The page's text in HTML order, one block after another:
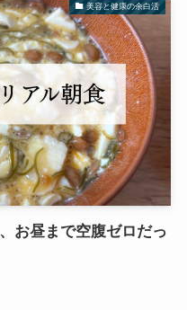
美容と健康の余白活
お昼まで空腹ゼロだっ